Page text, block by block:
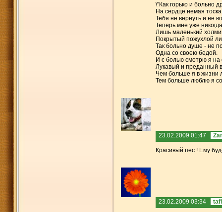
\"Как горько и больно
На сердце немая
Тебя не вернуть и не
Теперь мне уже
Лишь маленький
Покрытый пожухлой
Так больно душе - не
Одна со своею бедой.
И с болью смотрю я на
Лукавый и преданный
Чем больше я в жизни
Тем больше люблю я
23.02.2009 01:47
Красивый пес ! Ему
23.02.2009 03:34